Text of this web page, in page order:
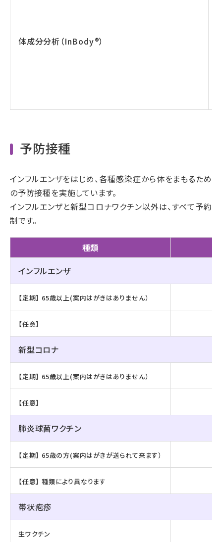
体成分分析（InBody®︎）
予防接種
インフルエンザをはじめ、各種感染症から体をまもるため
の予防接種を実施しています。
インフルエンザと新型コロナワクチン以外は、すべて予約
制です。
種類
インフルエンザ
【定期】 65歳以上(案内はがきはありません）
【任意】
新型コロナ
【定期】 65歳以上(案内はがきはありません）
【任意】
肺炎球菌ワクチン
【定期】 65歳の方(案内はがきが送られて来ます）
【任意】 種類により異なります
帯状疱疹
生ワクチン